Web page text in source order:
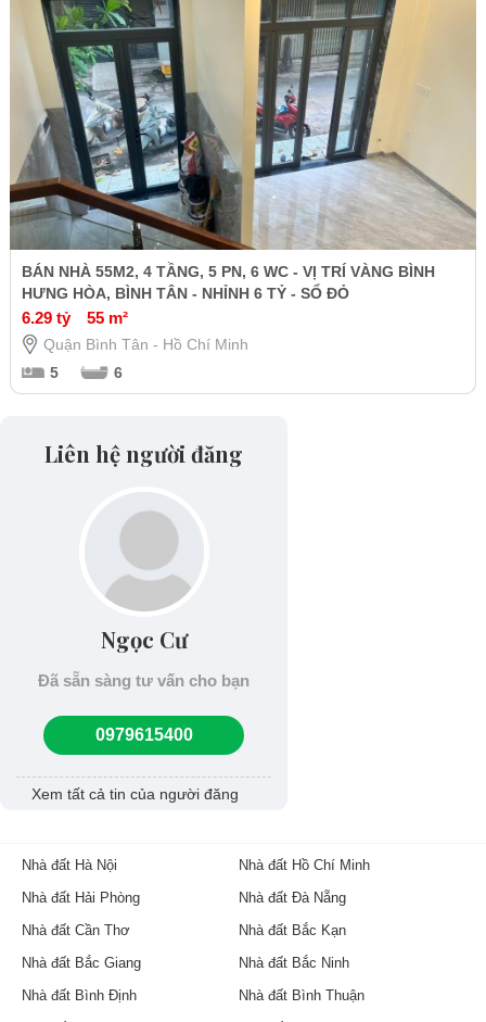
BÁN NHÀ 55M2, 4 TẦNG, 5 PN, 6 WC - VỊ TRÍ VÀNG BÌNH
HƯNG HÒA, BÌNH TÂN - NHỈNH 6 TỶ - SỔ ĐỎ
6.29 tỷ 55 m²
Quận Bình Tân - Hồ Chí Minh
5
6
Liên hệ người đăng
Ngọc Cư
Đã sẵn sàng tư vấn cho bạn
0979615400
Xem tất cả tin của người đăng
Nhà đất Hà Nội
Nhà đất Hồ Chí Minh
Nhà đất Hải Phòng
Nhà đất Đà Nẵng
Nhà đất Cần Thơ
Nhà đất Bắc Kạn
Nhà đất Bắc Giang
Nhà đất Bắc Ninh
Nhà đất Bình Định
Nhà đất Bình Thuận